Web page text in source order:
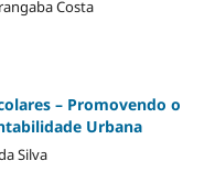
Costa
– Promovendo o
Urbana
Silva